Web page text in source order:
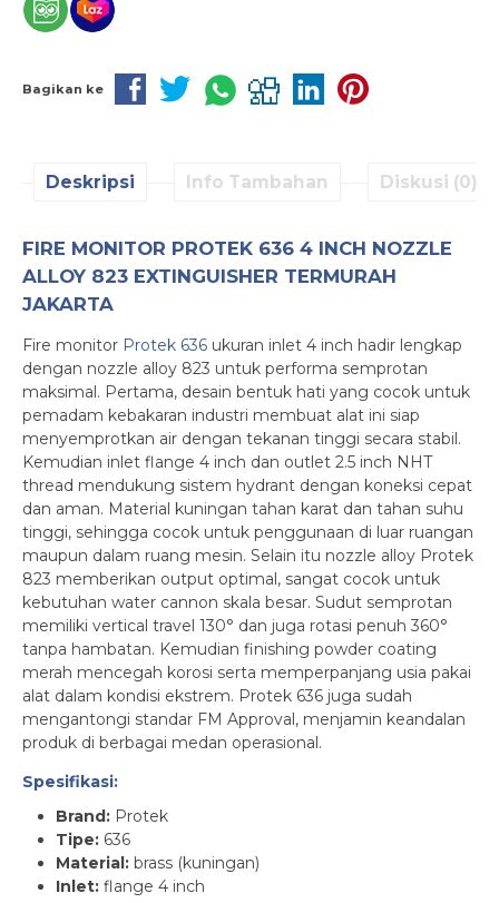
Bagikan ke
Deskripsi Info Tambahan Diskusi (0)
FIRE MONITOR PROTEK 636 4 INCH NOZZLE
ALLOY 823 EXTINGUISHER TERMURAH
JAKARTA
Fire monitor Protek 636 ukuran inlet 4 inch hadir lengkap
dengan nozzle alloy 823 untuk performa semprotan
maksimal. Pertama, desain bentuk hati yang cocok untuk
pemadam kebakaran industri membuat alat ini siap
menyemprotkan air dengan tekanan tinggi secara stabil.
Kemudian inlet flange 4 inch dan outlet 2.5 inch NHT
thread mendukung sistem hydrant dengan koneksi cepat
dan aman. Material kuningan tahan karat dan tahan suhu
tinggi, sehingga cocok untuk penggunaan di luar ruangan
maupun dalam ruang mesin. Selain itu nozzle alloy Protek
823 memberikan output optimal, sangat cocok untuk
kebutuhan water cannon skala besar. Sudut semprotan
memiliki vertical travel 130° dan juga rotasi penuh 360°
tanpa hambatan. Kemudian finishing powder coating
merah mencegah korosi serta memperpanjang usia pakai
alat dalam kondisi ekstrem. Protek 636 juga sudah
mengantongi standar FM Approval, menjamin keandalan
produk di berbagai medan operasional.
Spesifikasi:
Brand: Protek
Tipe: 636
Material: brass (kuningan)
Inlet: flange 4 inch